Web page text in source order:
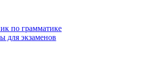
по грамматике
для экзаменов